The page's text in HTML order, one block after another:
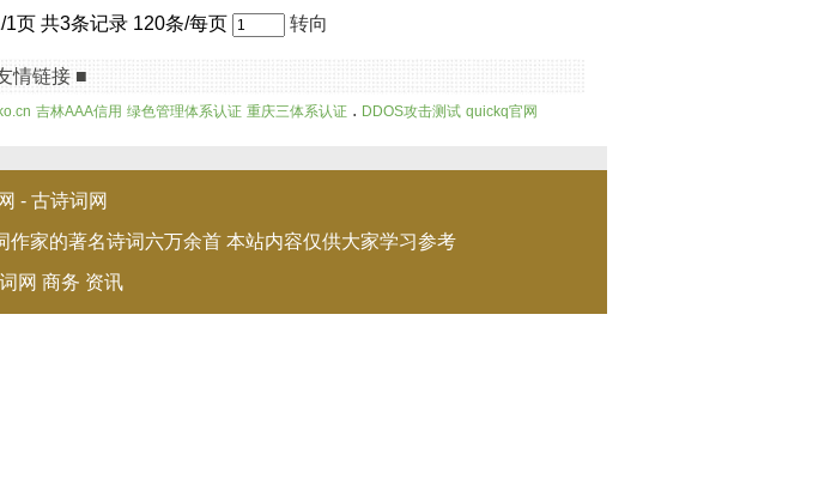
页 共3条记录 120条/每页 转向
情链接 ■
吉林AAA信用 绿色管理体系认证 重庆三体系认证 . DDOS攻击测试 quickq官网
- 古诗词网
家的著名诗词六万余首 本站内容仅供大家学习参考
网 商务 资讯